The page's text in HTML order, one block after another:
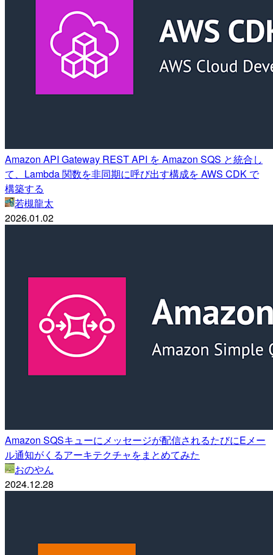
Amazon API Gateway REST API を Amazon SQS と統合し
て、Lambda 関数を非同期に呼び出す構成を AWS CDK で
構築する
若槻龍太
2026.01.02
Amazon SQSキューにメッセージが配信されるたびにEメー
ル通知がくるアーキテクチャをまとめてみた
おのやん
2024.12.28